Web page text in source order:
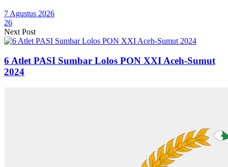
7 Agustus 2026
26
Next Post
6 Atlet PASI Sumbar Lolos PON XXI Aceh-Sumut
2024